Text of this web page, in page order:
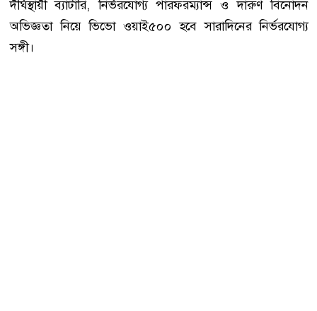
দীর্ঘস্থায়ী ব্যাটারি, নির্ভরযোগ্য পারফরম্যান্স ও দারুণ বিনোদন
অভিজ্ঞতা নিয়ে ভিভো ওয়াই৫০০ হবে সারাদিনের নির্ভরযোগ্য
সঙ্গী।